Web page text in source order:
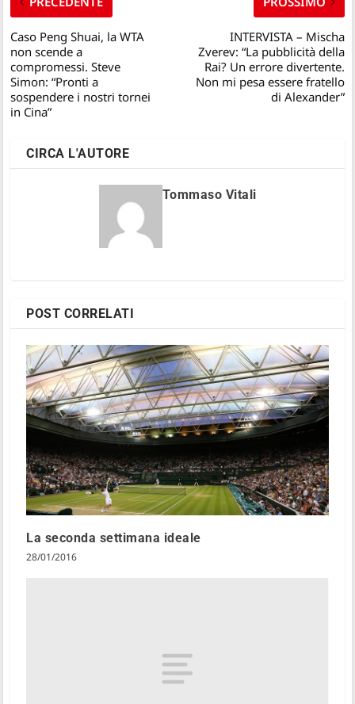
Caso Peng Shuai, la WTA
non scende a
compromessi. Steve
Simon: “Pronti a
sospendere i nostri tornei
in Cina”
INTERVISTA – Mischa
Zverev: “La pubblicità della
Rai? Un errore divertente.
Non mi pesa essere fratello
di Alexander”
CIRCA L'AUTORE
Tommaso Vitali
POST CORRELATI
La seconda settimana ideale
28/01/2016